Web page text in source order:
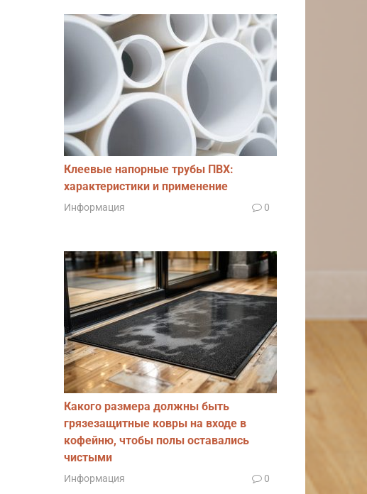
Клеевые напорные трубы ПВХ:
характеристики и применение
Информация 0
Какого размера должны быть
грязезащитные ковры на входе в
кофейню, чтобы полы оставались
чистыми
Информация 0